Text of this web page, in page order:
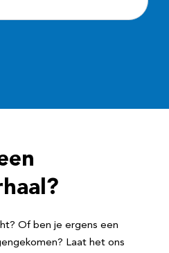
Of ben je ergens een
Laat het ons